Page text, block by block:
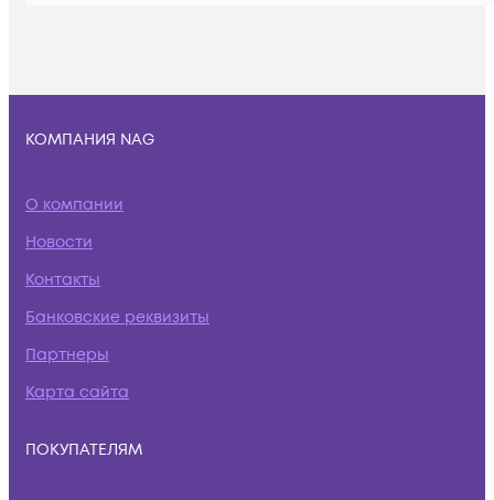
КОМПАНИЯ NAG
О компании
Новости
Контакты
Банковские реквизиты
Партнеры
Карта сайта
ПОКУПАТЕЛЯМ